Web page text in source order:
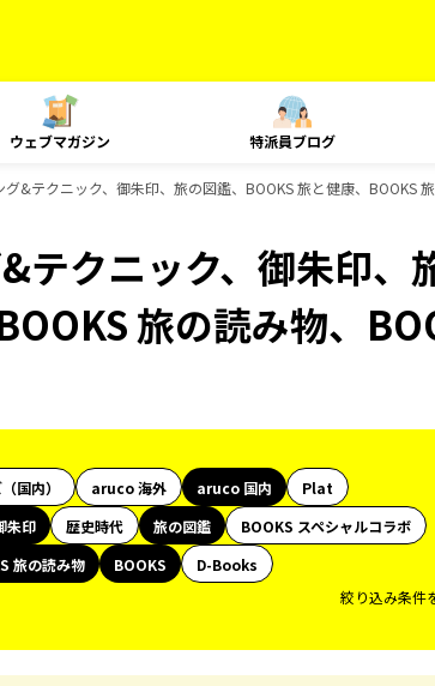
ウェブマガジン 特派員ブログ
&テクニック、御朱印、旅の図鑑、BOOKS 旅と健康、BOOKS
テクニック、御朱印、
旅の読み物、
国内） aruco 海外 aruco 国内
Plat
朱印 歴史時代 旅の図鑑
BOOKS スペシャルコラボ
旅の読み物 BOOKS
D-Books
絞り込み条件